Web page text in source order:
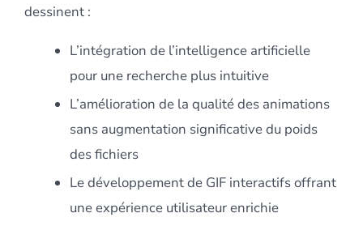
dessinent :
L’intégration de l’intelligence artificielle
pour une recherche plus intuitive
L’amélioration de la qualité des animations
sans augmentation significative du poids
des fichiers
Le développement de GIF interactifs offrant
une expérience utilisateur enrichie